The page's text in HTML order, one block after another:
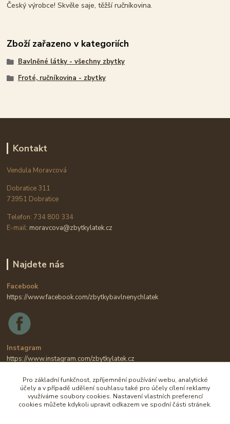
Český výrobce! Skvěle saje, těžší ručníkovina.
Zboží zařazeno v kategoriích
Bavlněné látky - všechny zbytky
Froté, ručníkovina - zbytky
Kontakt
Vendula Moravcová
Dobratice 311
73951 Dobratice
Telefon: 734 800 334
E-mail: moravcova@zbytkylatek.cz
Najdete nás
Facebook
https://www.facebook.com/zbytkybavlnenychlatek
Instagram
https://www.instagram.com/zbytkylatek.cz
Pro základní funkčnost, zpříjemnění používání webu, analytické
účely a v případě udělení souhlasu také pro účely cílení reklamy
využíváme soubory cookies. Nastavení vlastních preferencí
cookies můžete kdykoli upravit odkazem ve spodní části stránek.